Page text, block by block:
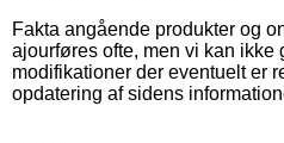
Fakta angående produkter og
ajourføres ofte, men vi kan ikke
modifikationer der eventuelt er
opdatering af sidens